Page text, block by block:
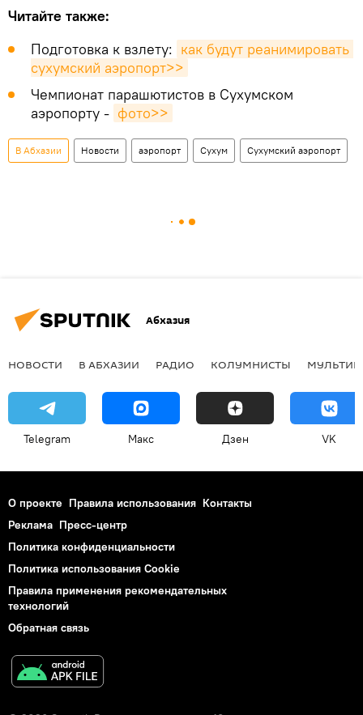
Читайте также:
Подготовка к взлету: как будут реанимировать
сухумский аэропорт>>
Чемпионат парашютистов в Сухумском
аэропорту - фото>>
В Абхазии Новости аэропорт Сухум Сухумский аэропорт
Абхазия
НОВОСТИ В АБХАЗИИ РАДИО КОЛУМНИСТЫ
Telegram Макс Дзен VK
О проекте Правила использования Контакты
Реклама Пресс-центр
Политика конфиденциальности
Политика использования Cookie
Правила применения рекомендательных
технологий
Обратная связь